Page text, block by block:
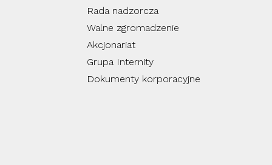
Rada nadzorcza
Walne zgromadzenie
Akcjonariat
Grupa Internity
Dokumenty korporacyjne